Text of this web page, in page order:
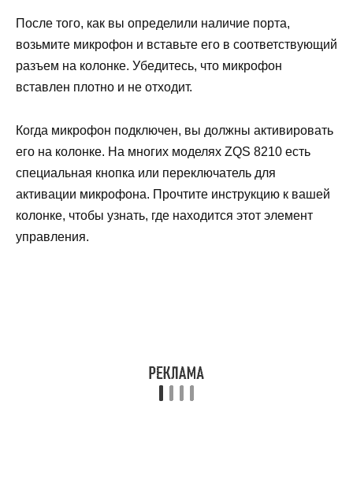
После того, как вы определили наличие порта,
возьмите микрофон и вставьте его в соответствующий
разъем на колонке. Убедитесь, что микрофон
вставлен плотно и не отходит.
Когда микрофон подключен, вы должны активировать
его на колонке. На многих моделях ZQS 8210 есть
специальная кнопка или переключатель для
активации микрофона. Прочтите инструкцию к вашей
колонке, чтобы узнать, где находится этот элемент
управления.